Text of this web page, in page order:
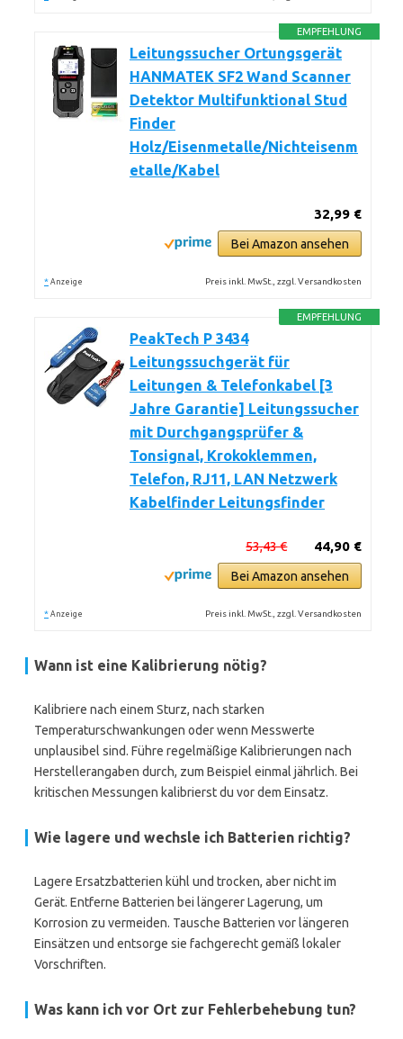
EMPFEHLUNG
Leitungssucher Ortungsgerät
HANMATEK SF2 Wand Scanner
Detektor Multifunktional Stud
Finder
Holz/Eisenmetalle/Nichteisenm
etalle/Kabel
32,99 €
Bei Amazon ansehen
* Anzeige Preis inkl. MwSt., zzgl. Versandkosten
EMPFEHLUNG
PeakTech P 3434
Leitungssuchgerät für
Leitungen & Telefonkabel [3
Jahre Garantie] Leitungssucher
mit Durchgangsprüfer &
Tonsignal, Krokoklemmen,
Telefon, RJ11, LAN Netzwerk
Kabelfinder Leitungsfinder
44,90 €
53,43 €
Bei Amazon ansehen
* Anzeige Preis inkl. MwSt., zzgl. Versandkosten
Wann ist eine Kalibrierung nötig?
Kalibriere nach einem Sturz, nach starken
Temperaturschwankungen oder wenn Messwerte
unplausibel sind. Führe regelmäßige Kalibrierungen nach
Herstellerangaben durch, zum Beispiel einmal jährlich. Bei
kritischen Messungen kalibrierst du vor dem Einsatz.
Wie lagere und wechsle ich Batterien richtig?
Lagere Ersatzbatterien kühl und trocken, aber nicht im
Gerät. Entferne Batterien bei längerer Lagerung, um
Korrosion zu vermeiden. Tausche Batterien vor längeren
Einsätzen und entsorge sie fachgerecht gemäß lokaler
Vorschriften.
Was kann ich vor Ort zur Fehlerbehebung tun?